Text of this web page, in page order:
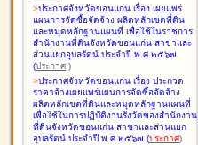
>ประกาศจังหวัดขอนแก่น เรื่อง เผยแพร่
แผนการจัดซื้อจัดจ้าง ผลิตหลักเขตที่ดิน
และหมุดหลักฐานแผนที่ เพื่อใช้ในราชการ
สำนักงานที่ดินจังหวัดขอนแก่น สาขาและ
ส่วนแยกอุบลรัตน์ ประจำปี พ.ศ.๒๕๖๗
(ประกาศ )
>ประกาศจังหวัดขอนแก่น เรื่อง ประกวด
ราคาจ้างเผยแพร่แผนการจัดซื้อจัดจ้าง
ผลิตหลักเขตที่ดินและหมุดหลักฐานแผนที่
เพื่อใช้ในการปฏิบัติงานรังวัดของสำนักงาน
ที่ดินจังหวัดขอนแก่น สาขาและส่วนแยก
อุบลรัตน์ ประจำปี พ.ศ.๒๕๖๗ (ประกาศ)